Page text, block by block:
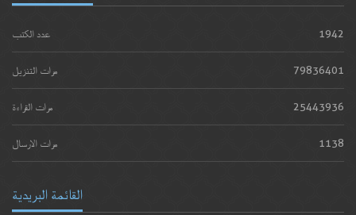
عدد الكتب 1942
مرات التنزيل 79836401
مرات القراءة 25443936
مرات الارسال 1138
القائمة البريدية